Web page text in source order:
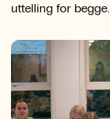
uttelling for begge.